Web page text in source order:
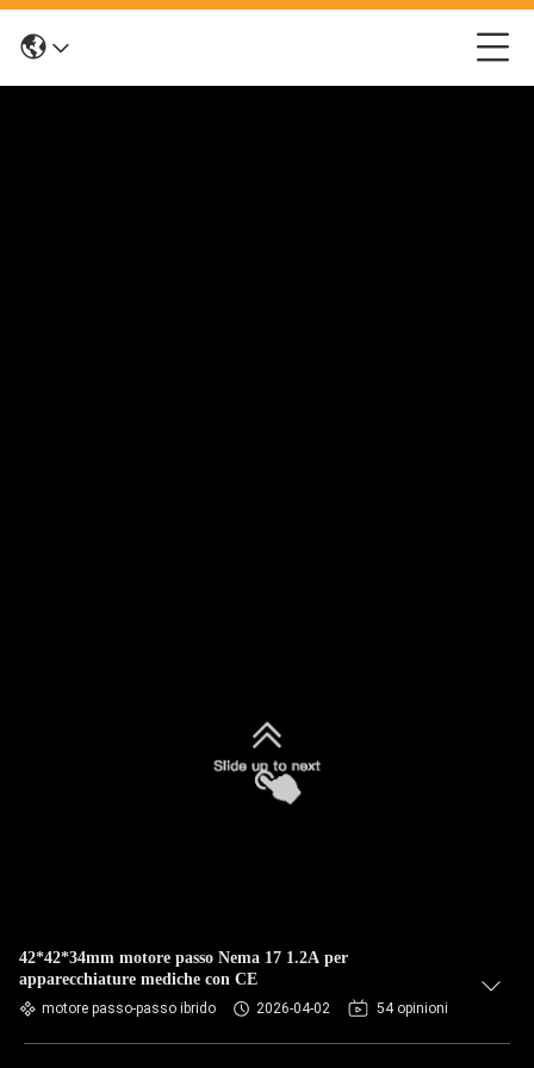
42*42*34mm motore passo Nema 17 1.2A per
apparecchiature mediche con CE
motore passo-passo ibrido 2026-04-02 54 opinioni